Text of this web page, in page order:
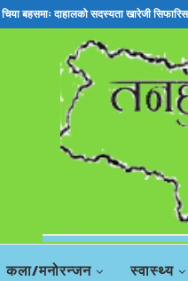
चिया बहसमाः दाहालको सदस्यता खारेजी सिफारिस
कला/मनोरन्जन स्वास्थ्य